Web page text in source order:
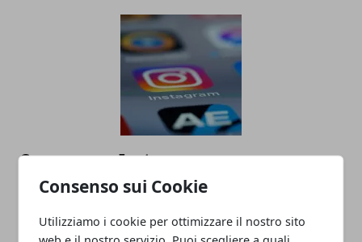
Consenso sui Cookie
Utilizziamo i cookie per ottimizzare il nostro sito
Come usare Instagram per promuovere
la tua attività online?